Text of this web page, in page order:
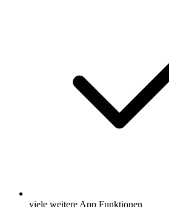
viele weitere App Funktionen